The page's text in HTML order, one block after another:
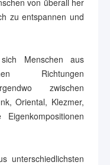
zu entspannen und
Menschen aus
Richtungen
zwischen
Oriental, Klezmer,
unterschiedlichsten